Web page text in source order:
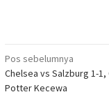
Navigasi
pos
Pos sebelumnya
Chelsea vs Salzburg 1-1,
Potter Kecewa